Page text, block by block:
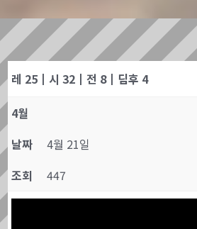
레 25┃시 32┃전 8┃딤후 4
4월
날짜
4월 21일
조회
447